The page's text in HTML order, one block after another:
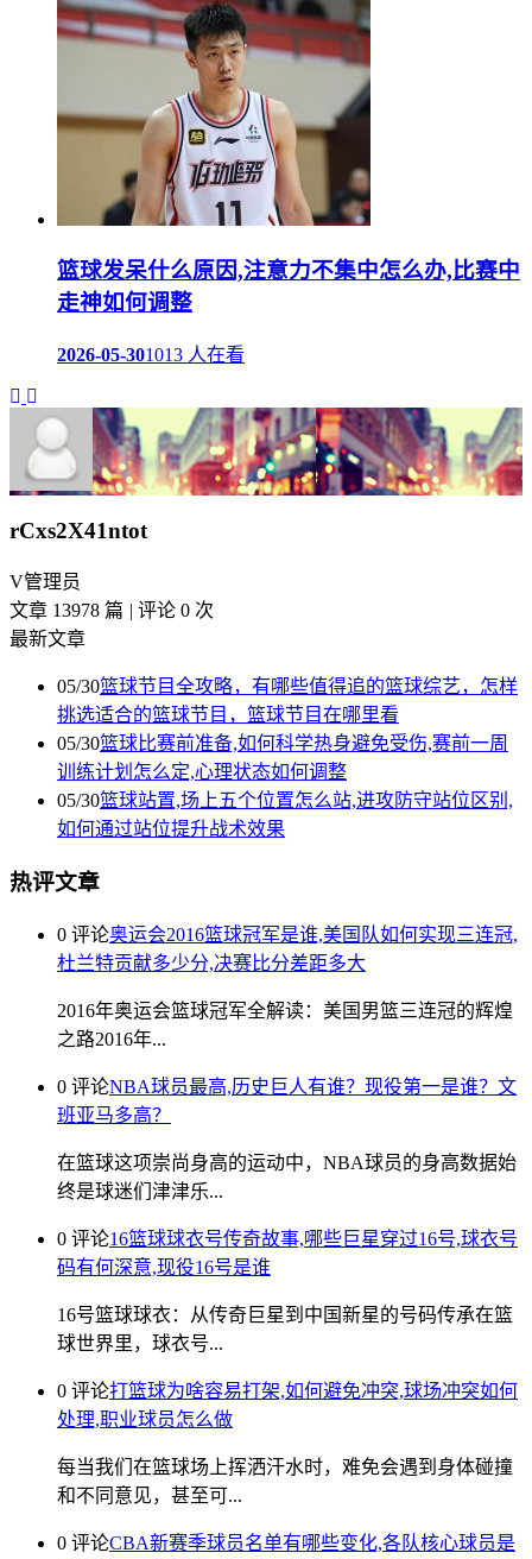
篮球发呆什么原因,注意力不集中怎么办,比赛中
走神如何调整
2026-05-301013 人在看
rCxs2X41ntot
V管理员
文章 13978 篇
评论 0 次
最新文章
05/30篮球节目全攻略，有哪些值得追的篮球综艺，怎样
挑选适合的篮球节目，篮球节目在哪里看
05/30篮球比赛前准备,如何科学热身避免受伤,赛前一周
训练计划怎么定,心理状态如何调整
05/30篮球站置,场上五个位置怎么站,进攻防守站位区别,
如何通过站位提升战术效果
热评文章
0 评论奥运会2016篮球冠军是谁,美国队如何实现三连冠,
杜兰特贡献多少分,决赛比分差距多大
2016年奥运会篮球冠军全解读：美国男篮三连冠的辉煌
之路2016年...
0 评论NBA球员最高,历史巨人有谁？现役第一是谁？文
班亚马多高？
在篮球这项崇尚身高的运动中，NBA球员的身高数据始
终是球迷们津津乐...
0 评论16篮球球衣号传奇故事,哪些巨星穿过16号,球衣号
码有何深意,现役16号是谁
16号篮球球衣：从传奇巨星到中国新星的号码传承在篮
球世界里，球衣号...
0 评论打篮球为啥容易打架,如何避免冲突,球场冲突如何
处理,职业球员怎么做
每当我们在篮球场上挥洒汗水时，难免会遇到身体碰撞
和不同意见，甚至可...
0 评论CBA新赛季球员名单有哪些变化,各队核心球员是